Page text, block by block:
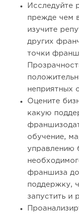
Исследуйте
прежде чем
изучите
других
точки
неприятных
Оцените
какую
обучение,
управлению
франшиза
поддержку,
запустить и